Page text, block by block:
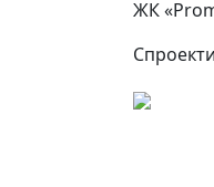
ЖК